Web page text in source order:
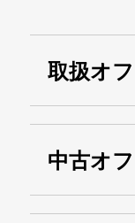
取扱オ
中古オ